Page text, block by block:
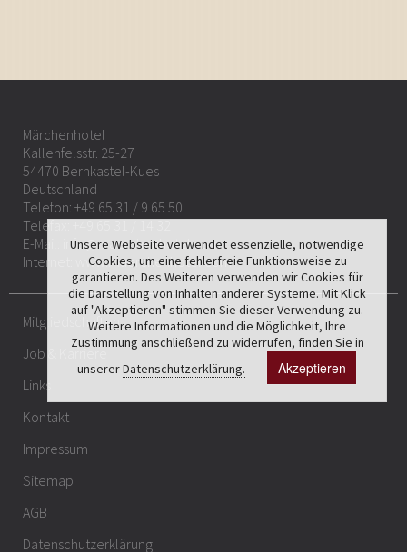
Märchenhotel
Kallenfelsstr. 25-27
54470 Bernkastel-Kues
Deutschland
Telefon: +49 65 31 / 9 65 50
Telefax: +49 65 31 / 14 32
E-Mail:
info@maerchenhotel.com
Internet:
www.maerchenhotel.com
Mitgliedschaften
Job & Karriere
Links
Kontakt
Impressum
Sitemap
AGB
Datenschutzerklärung
Unsere Webseite verwendet essenzielle, notwendige
Cookies, um eine fehlerfreie Funktionsweise zu
garantieren. Des Weiteren verwenden wir Cookies für
die Darstellung von Inhalten anderer Systeme. Mit Klick
auf "Akzeptieren" stimmen Sie dieser Verwendung zu.
Weitere Informationen und die Möglichkeit, Ihre
Zustimmung anschließend zu widerrufen, finden Sie in
unsererDatenschutzerklärung. Akzeptieren